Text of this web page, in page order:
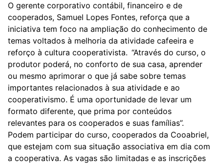
O gerente corporativo contábil, financeiro e de
cooperados, Samuel Lopes Fontes, reforça que a
iniciativa tem foco na ampliação do conhecimento de
temas voltados à melhoria da atividade cafeeira e
reforço à cultura cooperativista. “Através do curso, o
produtor poderá, no conforto de sua casa, aprender
ou mesmo aprimorar o que já sabe sobre temas
importantes relacionados à sua atividade e ao
cooperativismo. É uma oportunidade de levar um
formato diferente, que prima por conteúdos
relevantes para os cooperados e suas famílias”.
Podem participar do curso, cooperados da Cooabriel,
que estejam com sua situação associativa em dia com
a cooperativa. As vagas são limitadas e as inscrições